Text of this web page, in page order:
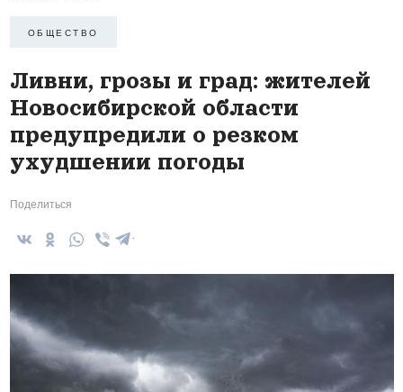
ОБЩЕСТВО
Ливни, грозы и град: жителей
Новосибирской области
предупредили о резком
ухудшении погоды
Поделиться